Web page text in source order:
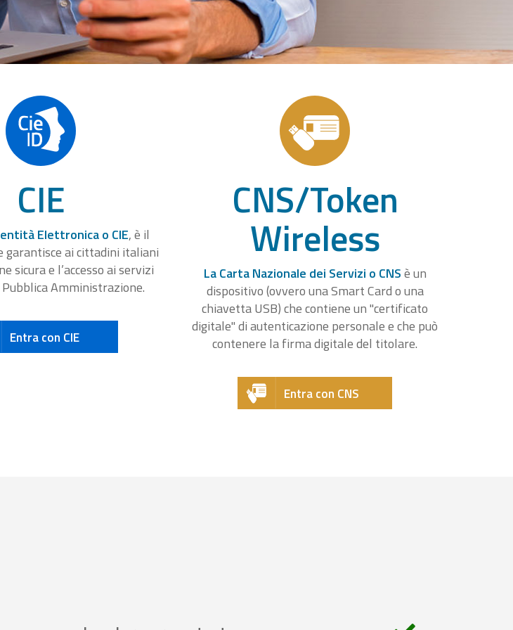
CIE
Elettronica o CIE, è il
garantisce ai cittadini italiani
sicura e l’accesso ai servizi
Amministrazione.
Entra con CIE
CNS/Token
Wireless
La Carta Nazionale dei Servizi o CNSè un
dispositivo (ovvero una Smart Card o una
chiavetta USB) che contiene un "certificato
digitale" di autenticazione personale e che può
contenere la firma digitale del titolare.
Entra con CNS